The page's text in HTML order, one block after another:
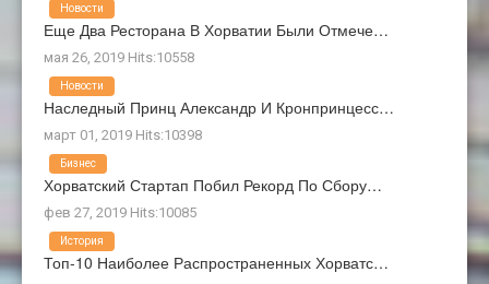
Еще Два Ресторана В Хорватии Были Отмече…
мая 26, 2019 Hits:10558
Новости
Наследный Принц Александр И Кронпринцесс…
март 01, 2019 Hits:10398
Новости
Хорватский Стартап Побил Рекорд По Сбору…
фев 27, 2019 Hits:10085
Бизнес
Топ-10 Наиболее Распространенных Хорватс…
История